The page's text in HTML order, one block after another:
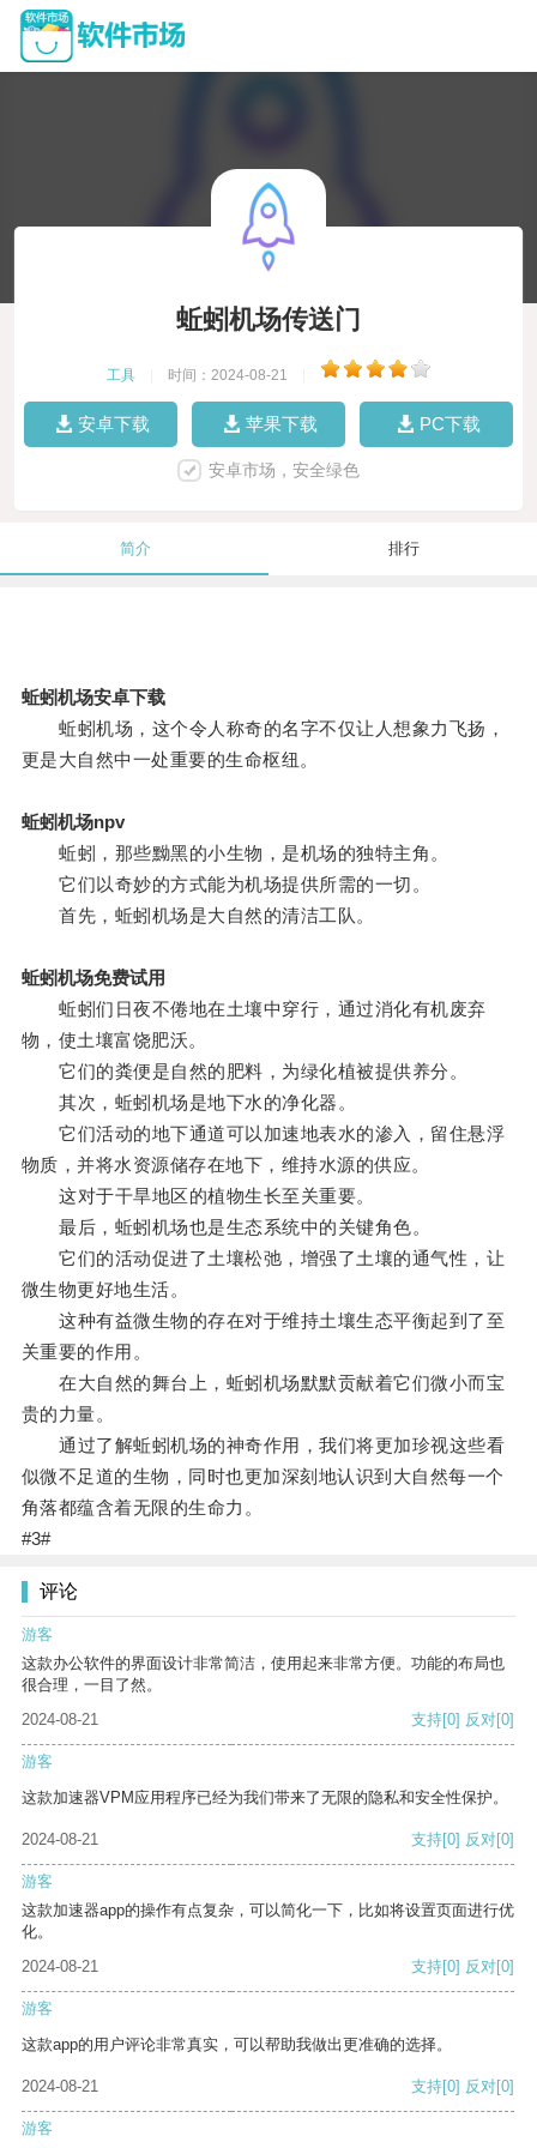
蚯蚓机场传送门
工具 时间：2024-08-21
安卓下载 苹果下载 PC下载
安卓市场，安全绿色
简介 排行
蚯蚓机场安卓下载
蚯蚓机场，这个令人称奇的名字不仅让人想象力飞扬，
更是大自然中一处重要的生命枢纽。
蚯蚓机场npv
蚯蚓，那些黝黑的小生物，是机场的独特主角。
它们以奇妙的方式能为机场提供所需的一切。
首先，蚯蚓机场是大自然的清洁工队。
蚯蚓机场免费试用
蚯蚓们日夜不倦地在土壤中穿行，通过消化有机废弃
物，使土壤富饶肥沃。
它们的粪便是自然的肥料，为绿化植被提供养分。
其次，蚯蚓机场是地下水的净化器。
它们活动的地下通道可以加速地表水的渗入，留住悬浮
物质，并将水资源储存在地下，维持水源的供应。
这对于干旱地区的植物生长至关重要。
最后，蚯蚓机场也是生态系统中的关键角色。
它们的活动促进了土壤松弛，增强了土壤的通气性，让
微生物更好地生活。
这种有益微生物的存在对于维持土壤生态平衡起到了至
关重要的作用。
在大自然的舞台上，蚯蚓机场默默贡献着它们微小而宝
贵的力量。
通过了解蚯蚓机场的神奇作用，我们将更加珍视这些看
似微不足道的生物，同时也更加深刻地认识到大自然每一个
角落都蕴含着无限的生命力。
#3#
评论
游客
这款办公软件的界面设计非常简洁，使用起来非常方便。功能的布局也
很合理，一目了然。
2024-08-21
支持[0] 反对[0]
游客
这款加速器VPM应用程序已经为我们带来了无限的隐私和安全性保护。
2024-08-21 支持[0] 反对[0]
游客
这款加速器app的操作有点复杂，可以简化一下，比如将设置页面进行优
化。
2024-08-21
支持[0] 反对[0]
游客
这款app的用户评论非常真实，可以帮助我做出更准确的选择。
2024-08-21 支持[0] 反对[0]
游客